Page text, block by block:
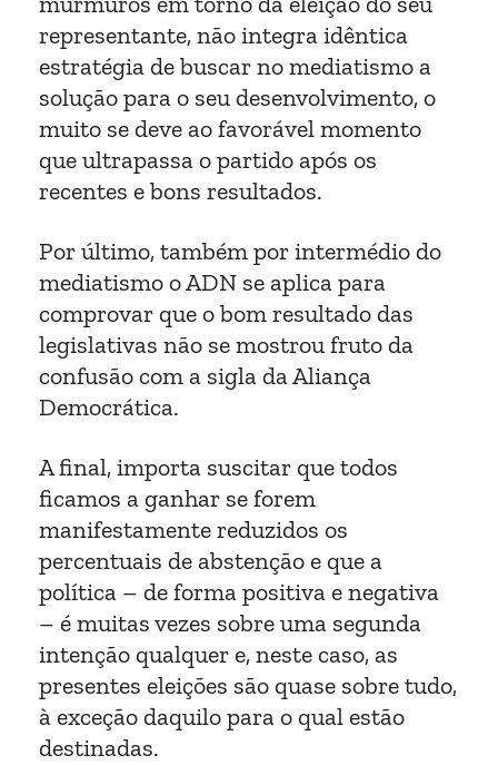
representante, não integra idêntica
estratégia de buscar no mediatismo a
solução para o seu desenvolvimento, o
muito se deve ao favorável momento
que ultrapassa o partido após os
recentes e bons resultados.
Por último, também por intermédio do
mediatismo o ADN se aplica para
comprovar que o bom resultado das
legislativas não se mostrou fruto da
confusão com a sigla da Aliança
Democrática.
A final, importa suscitar que todos
ficamos a ganhar se forem
manifestamente reduzidos os
percentuais de abstenção e que a
política – de forma positiva e negativa
– é muitas vezes sobre uma segunda
intenção qualquer e, neste caso, as
presentes eleições são quase sobre tudo,
à exceção daquilo para o qual estão
destinadas.